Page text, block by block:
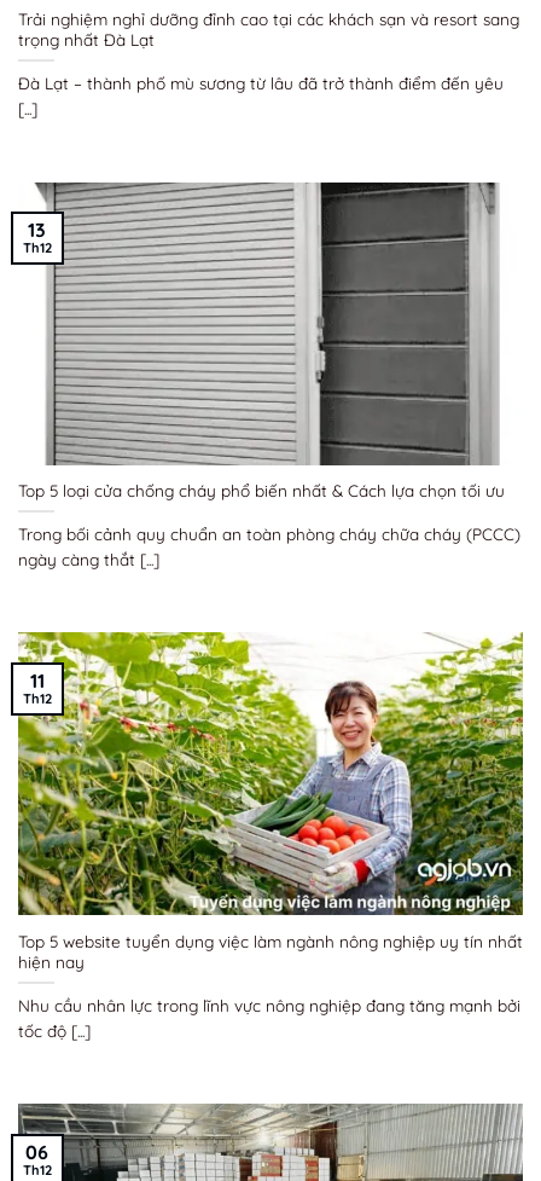
Trải nghiệm nghỉ dưỡng đỉnh cao tại các khách sạn và resort sang
trọng nhất Đà Lạt
Đà Lạt – thành phố mù sương từ lâu đã trở thành điểm đến yêu
[...]
Top 5 loại cửa chống cháy phổ biến nhất & Cách lựa chọn tối ưu
Trong bối cảnh quy chuẩn an toàn phòng cháy chữa cháy (PCCC)
ngày càng thắt [...]
13
Th12
Top 5 website tuyển dụng việc làm ngành nông nghiệp uy tín nhất
hiện nay
Nhu cầu nhân lực trong lĩnh vực nông nghiệp đang tăng mạnh bởi
tốc độ [...]
11
Th12
06
Th12